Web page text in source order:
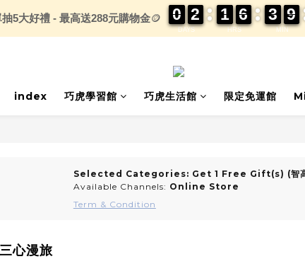
index 巧虎學習館 巧虎生活館 限定免運館
Selected Categories: Get 1 Free Gift(s) (智
Available Channels: Online Store
Term & Condition
心漫旅
5大好禮 - 最高送288元購物金🪙
DAYS
0
0
0
0 2
2
2
2
HRS
1
1
1
1 6
6
6
6
MIN
3
3
3
3 9
9
9
9